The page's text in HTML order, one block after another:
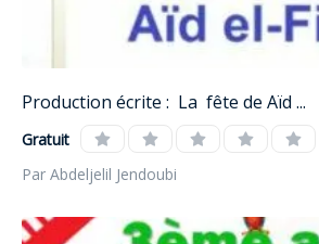
Production écrite : La fête de Aïd ...
Gratuit
Par Abdeljelil Jendoubi